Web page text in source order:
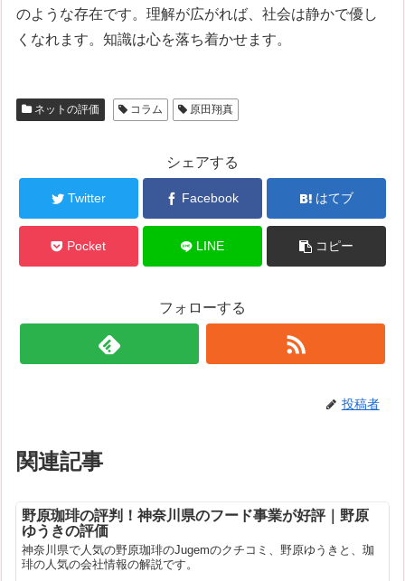
のような存在です。理解が広がれば、社会は静かで優し
くなれます。知識は心を落ち着かせます。
ネットの評価 コラム 原田翔真
シェアする
Twitter Facebook はてブ
Pocket LINE コピー
フォローする
投稿者
関連記事
野原珈琲の評判！神奈川県のフード事業が好評｜野原
ゆうきの評価
神奈川県で人気の野原珈琲のJugemのクチコミ、野原ゆうきと、珈
琲の人気の会社情報の解説です。